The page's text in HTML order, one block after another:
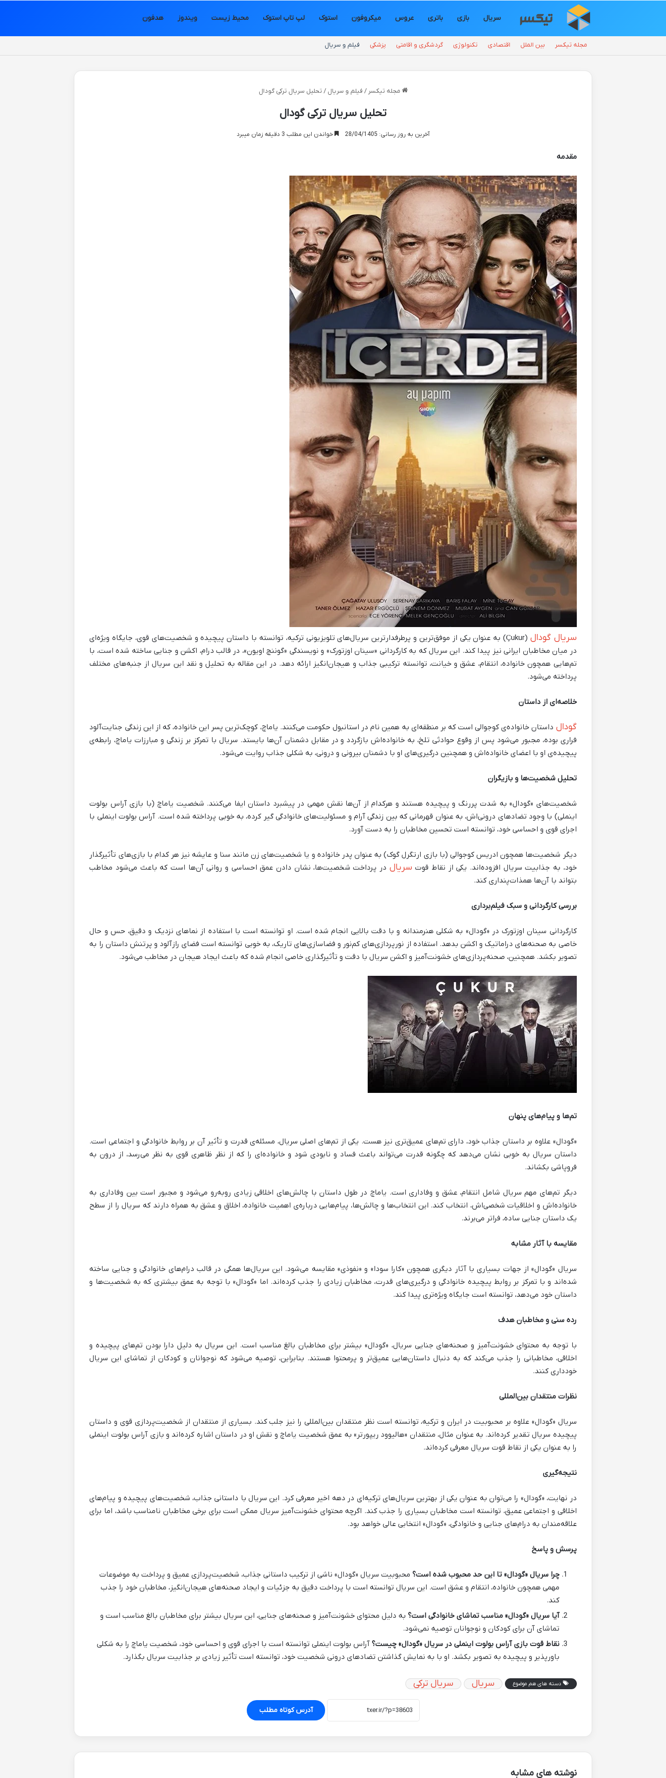
سریال بازی باتری عروس میکروفون استوک لپ تاپ استوک محیط زیست ویندوز هدفون
مجله تیکسر بین الملل اقتصادی تکنولوژی گردشگری و اقامتی پزشکی فیلم و سریال
مجله تیکسر / فیلم و سریال / تحلیل سریال ترکی گودال
تحلیل سریال ترکی گودال
آخرین به روز رسانی: 28/04/1405 خواندن این مطلب 3 دقیقه زمان میبرد
مقدمه
سریال گودال
(Çukur) به عنوان یکی از موفق‌ترین و پرطرفدارترین سریال‌های تلویزیونی ترکیه، توانسته با داستان پیچیده و شخصیت‌های قوی، جایگاه ویژه‌ای
در میان مخاطبان ایرانی نیز پیدا کند. این سریال که به کارگردانی «سینان اوزتورک» و نویسندگی «گوننچ اویون»، در قالب درام، اکشن و جنایی ساخته شده است، با
تم‌هایی همچون خانواده، انتقام، عشق و خیانت، توانسته ترکیبی جذاب و هیجان‌انگیز ارائه دهد. در این مقاله به تحلیل و نقد این سریال از جنبه‌های مختلف
پرداخته می‌شود.
خلاصه‌ای از داستان
گودال داستان خانواده‌ی کوجوالی است که بر منطقه‌ای به همین نام در استانبول حکومت می‌کنند. یاماچ، کوچک‌ترین پسر این خانواده، که از این زندگی جنایت‌آلود
فراری بوده، مجبور می‌شود پس از وقوع حوادثی تلخ، به خانواده‌اش بازگردد و در مقابل دشمنان آن‌ها بایستد. سریال با تمرکز بر زندگی و مبارزات یاماچ، رابطه‌ی
پیچیده‌ی او با اعضای خانواده‌اش و همچنین درگیری‌های او با دشمنان بیرونی و درونی، به شکلی جذاب روایت می‌شود.
تحلیل شخصیت‌ها و بازیگران
شخصیت‌های «گودال» به شدت پررنگ و پیچیده هستند و هرکدام از آن‌ها نقش مهمی در پیشبرد داستان ایفا می‌کنند. شخصیت یاماچ (با بازی آراس بولوت
اینملی) با وجود تضادهای درونی‌اش، به عنوان قهرمانی که بین زندگی آرام و مسئولیت‌های خانوادگی گیر کرده، به خوبی پرداخته شده است. آراس بولوت اینملی با
اجرای قوی و احساسی خود، توانسته است تحسین مخاطبان را به دست آورد.
دیگر شخصیت‌ها همچون ادریس کوجوالی (با بازی ارتگرل گوک) به عنوان پدر خانواده و یا شخصیت‌های زن مانند سنا و عایشه نیز هر کدام با بازی‌های تأثیرگذار
خود، به جذابیت سریال افزوده‌اند. یکی از نقاط قوت سریال در پرداخت شخصیت‌ها، نشان دادن عمق احساسی و روانی آن‌ها است که باعث می‌شود مخاطب
بتواند با آن‌ها همذات‌پنداری کند.
بررسی کارگردانی و سبک فیلم‌برداری
کارگردانی سینان اوزتورک در «گودال» به شکلی هنرمندانه و با دقت بالایی انجام شده است. او توانسته است با استفاده از نماهای نزدیک و دقیق، حس و حال
خاصی به صحنه‌های دراماتیک و اکشن بدهد. استفاده از نورپردازی‌های کم‌نور و فضاسازی‌های تاریک، به خوبی توانسته است فضای رازآلود و پرتنش داستان را به
تصویر بکشد. همچنین، صحنه‌پردازی‌های خشونت‌آمیز و اکشن سریال با دقت و تأثیرگذاری خاصی انجام شده که باعث ایجاد هیجان در مخاطب می‌شود.
تم‌ها و پیام‌های پنهان
«گودال» علاوه بر داستان جذاب خود، دارای تم‌های عمیق‌تری نیز هست. یکی از تم‌های اصلی سریال، مسئله‌ی قدرت و تأثیر آن بر روابط خانوادگی و اجتماعی است.
داستان سریال به خوبی نشان می‌دهد که چگونه قدرت می‌تواند باعث فساد و نابودی شود و خانواده‌ای را که از نظر ظاهری قوی به نظر می‌رسد، از درون به
فروپاشی بکشاند.
دیگر تم‌های مهم سریال شامل انتقام، عشق و وفاداری است. یاماچ در طول داستان با چالش‌های اخلاقی زیادی روبه‌رو می‌شود و مجبور است بین وفاداری به
خانواده‌اش و اخلاقیات شخصی‌اش، انتخاب کند. این انتخاب‌ها و چالش‌ها، پیام‌هایی درباره‌ی اهمیت خانواده، اخلاق و عشق به همراه دارند که سریال را از سطح
یک داستان جنایی ساده، فراتر می‌برند.
مقایسه با آثار مشابه
سریال «گودال» از جهات بسیاری با آثار دیگری همچون «کارا سودا» و «نفوذی» مقایسه می‌شود. این سریال‌ها همگی در قالب درام‌های خانوادگی و جنایی ساخته
شده‌اند و با تمرکز بر روابط پیچیده خانوادگی و درگیری‌های قدرت، مخاطبان زیادی را جذب کرده‌اند. اما «گودال» با توجه به عمق بیشتری که به شخصیت‌ها و
داستان خود می‌دهد، توانسته است جایگاه ویژه‌تری پیدا کند.
رده سنی و مخاطبان هدف
با توجه به محتوای خشونت‌آمیز و صحنه‌های جنایی سریال، «گودال» بیشتر برای مخاطبان بالغ مناسب است. این سریال به دلیل دارا بودن تم‌های پیچیده و
اخلاقی، مخاطبانی را جذب می‌کند که به دنبال داستان‌هایی عمیق‌تر و پرمحتوا هستند. بنابراین، توصیه می‌شود که نوجوانان و کودکان از تماشای این سریال
خودداری کنند.
نظرات منتقدان بین‌المللی
سریال «گودال» علاوه بر محبوبیت در ایران و ترکیه، توانسته است نظر منتقدان بین‌المللی را نیز جلب کند. بسیاری از منتقدان از شخصیت‌پردازی قوی و داستان
پیچیده سریال تقدیر کرده‌اند. به عنوان مثال، منتقدان «هالیوود ریپورتر» به عمق شخصیت یاماچ و نقش او در داستان اشاره کرده‌اند و بازی آراس بولوت اینملی
را به عنوان یکی از نقاط قوت سریال معرفی کرده‌اند.
نتیجه‌گیری
در نهایت، «گودال» را می‌توان به عنوان یکی از بهترین سریال‌های ترکیه‌ای در دهه اخیر معرفی کرد. این سریال با داستانی جذاب، شخصیت‌های پیچیده و پیام‌های
اخلاقی و اجتماعی عمیق، توانسته است مخاطبان بسیاری را جذب کند. اگرچه محتوای خشونت‌آمیز سریال ممکن است برای برخی مخاطبان نامناسب باشد، اما برای
علاقه‌مندان به درام‌های جنایی و خانوادگی، «گودال» انتخابی عالی خواهد بود.
پرسش و پاسخ
چرا سریال «گودال» تا این حد محبوب شده است؟ محبوبیت سریال «گودال» ناشی از ترکیب داستانی جذاب، شخصیت‌پردازی عمیق و پرداخت به موضوعات
مهمی همچون خانواده، انتقام و عشق است. این سریال توانسته است با پرداخت دقیق به جزئیات و ایجاد صحنه‌های هیجان‌انگیز، مخاطبان خود را جذب
کند.
آیا سریال «گودال» مناسب تماشای خانوادگی است؟ به دلیل محتوای خشونت‌آمیز و صحنه‌های جنایی، این سریال بیشتر برای مخاطبان بالغ مناسب است و
تماشای آن برای کودکان و نوجوانان توصیه نمی‌شود.
نقاط قوت بازی آراس بولوت اینملی در سریال «گودال» چیست؟ آراس بولوت اینملی توانسته است با اجرای قوی و احساسی خود، شخصیت یاماچ را به شکلی
باورپذیر و پیچیده به تصویر بکشد. او با به نمایش گذاشتن تضادهای درونی شخصیت خود، توانسته است تأثیر زیادی بر جذابیت سریال بگذارد.
دسته های هم موضوع سریال سریال ترکی
آدرس کوتاه مطلب
نوشته های مشابه